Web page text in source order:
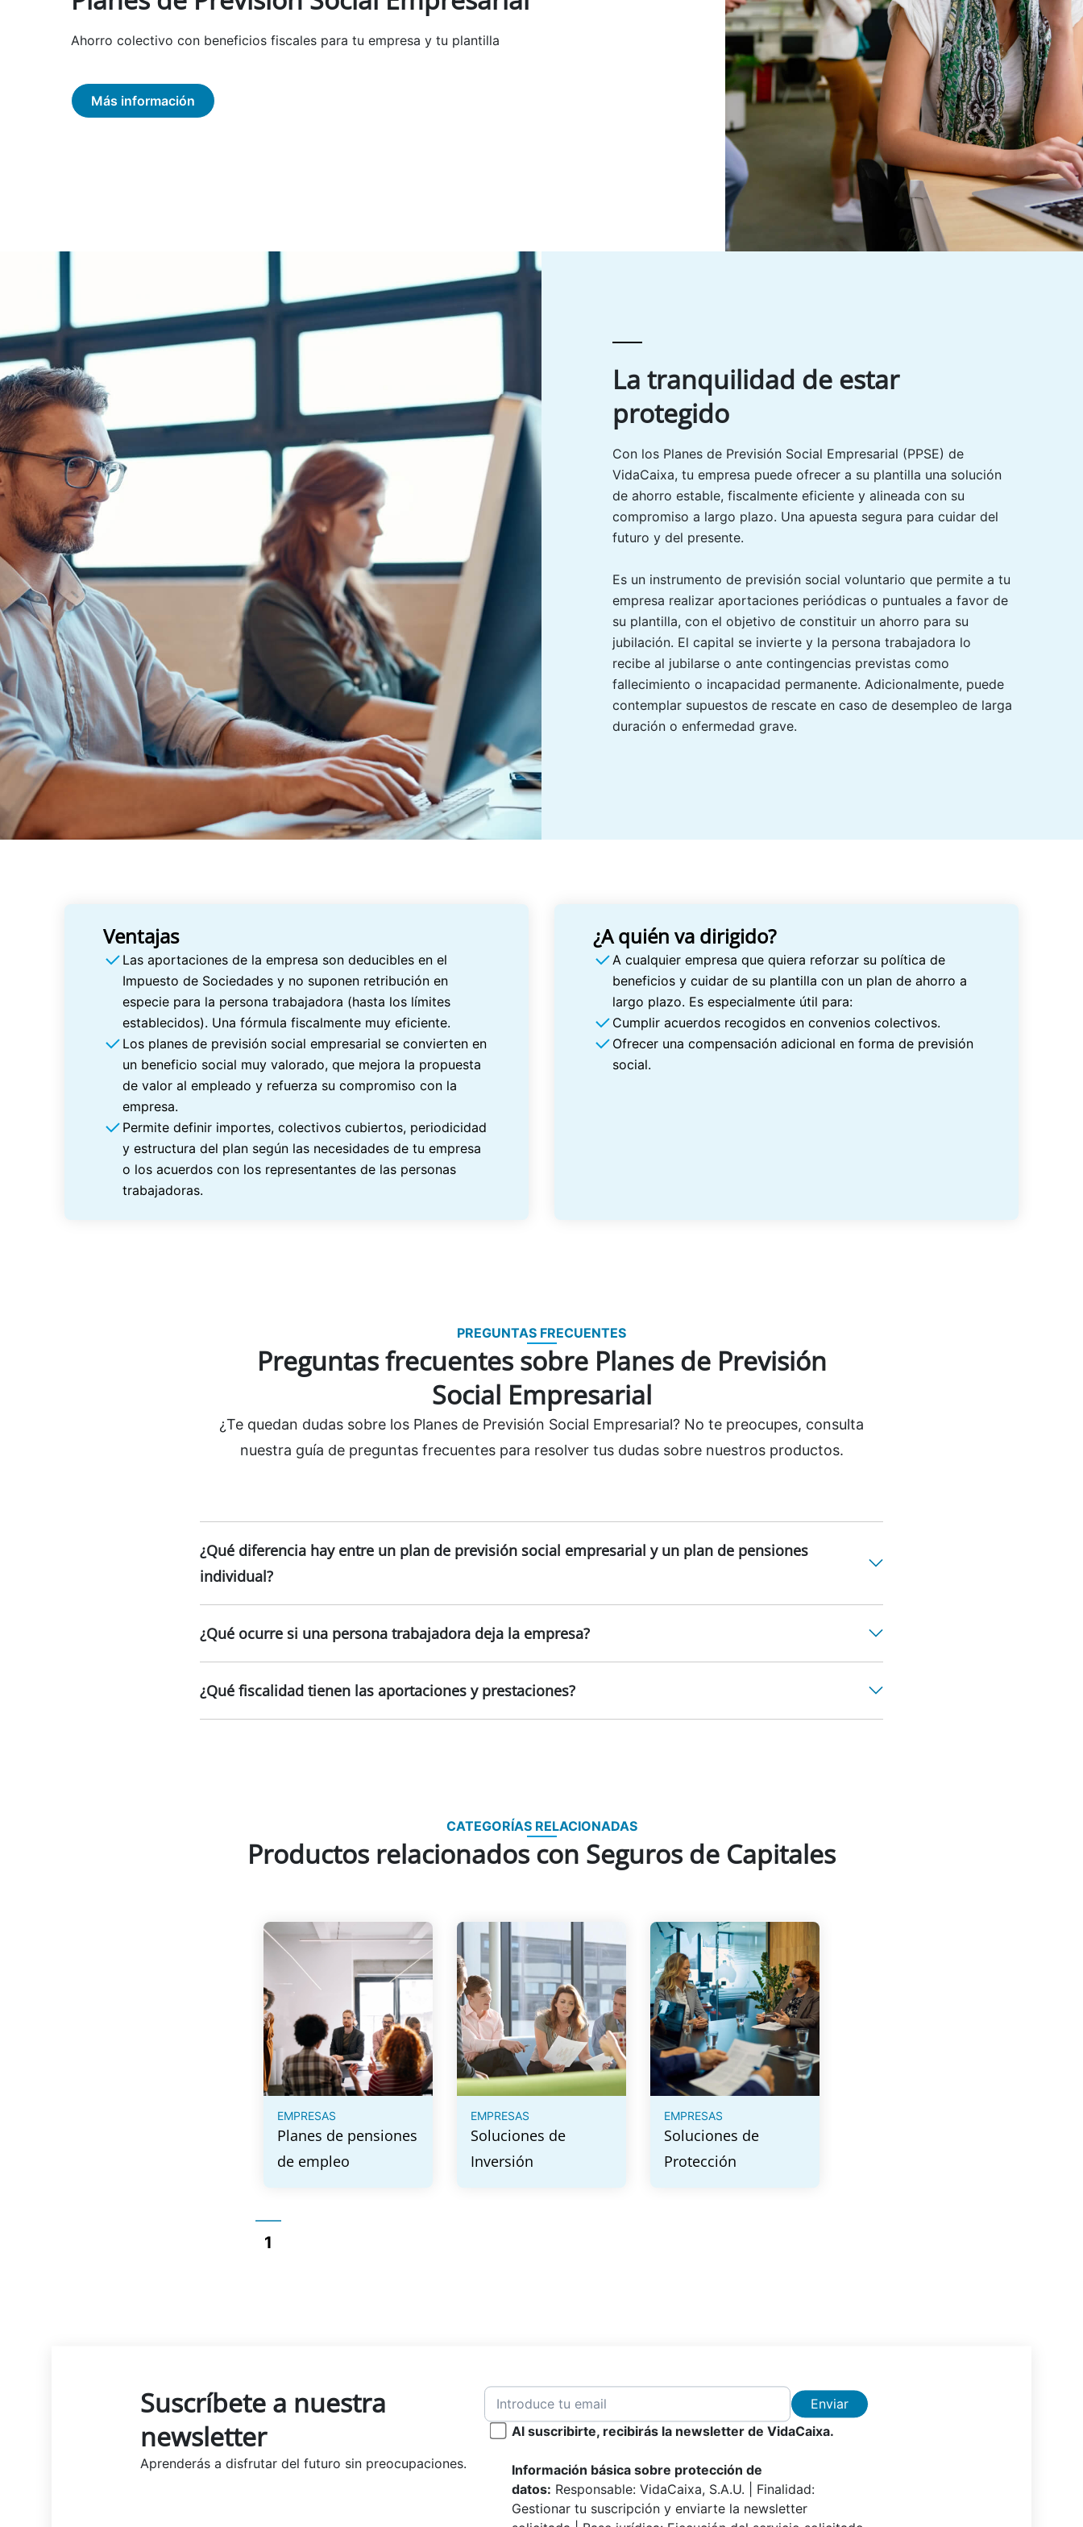
Ahorro colectivo con beneficios fiscales para tu empresa y tu plantilla
Más información
La tranquilidad de estar
protegido
Con los Planes de Previsión Social Empresarial (PPSE) de
VidaCaixa, tu empresa puede ofrecer a su plantilla una solución
de ahorro estable, fiscalmente eficiente y alineada con su
compromiso a largo plazo. Una apuesta segura para cuidar del
futuro y del presente.
Es un instrumento de previsión social voluntario que permite a tu
empresa realizar aportaciones periódicas o puntuales a favor de
su plantilla, con el objetivo de constituir un ahorro para su
jubilación. El capital se invierte y la persona trabajadora lo
recibe al jubilarse o ante contingencias previstas como
fallecimiento o incapacidad permanente. Adicionalmente, puede
contemplar supuestos de rescate en caso de desempleo de larga
duración o enfermedad grave.
Ventajas
Las aportaciones de la empresa son deducibles en el
Impuesto de Sociedades y no suponen retribución en
especie para la persona trabajadora (hasta los límites
establecidos). Una fórmula fiscalmente muy eficiente.
Los planes de previsión social empresarial se convierten en
un beneficio social muy valorado, que mejora la propuesta
de valor al empleado y refuerza su compromiso con la
empresa.
Permite definir importes, colectivos cubiertos, periodicidad
y estructura del plan según las necesidades de tu empresa
o los acuerdos con los representantes de las personas
trabajadoras.
¿A quién va dirigido?
A cualquier empresa que quiera reforzar su política de
beneficios y cuidar de su plantilla con un plan de ahorro a
largo plazo. Es especialmente útil para:
Cumplir acuerdos recogidos en convenios colectivos.
Ofrecer una compensación adicional en forma de previsión
social.
PREGUNTAS FRECUENTES
Preguntas frecuentes sobre Planes de Previsión
Social Empresarial
¿Te quedan dudas sobre los Planes de Previsión Social Empresarial? No te preocupes, consulta
nuestra guía de preguntas frecuentes para resolver tus dudas sobre nuestros productos.
¿Qué diferencia hay entre un plan de previsión social empresarial y un plan de pensiones
individual?
¿Qué ocurre si una persona trabajadora deja la empresa?
¿Qué fiscalidad tienen las aportaciones y prestaciones?
CATEGORÍAS RELACIONADAS
Productos relacionados con Seguros de Capitales
EMPRESAS
Planes de pensiones
de empleo
EMPRESAS
Soluciones de
Inversión
EMPRESAS
Soluciones de
Protección
1
Suscríbete a nuestra
newsletter
Aprenderás a disfrutar del futuro sin preocupaciones.
Enviar
Al suscribirte, recibirás la newsletter de VidaCaixa.
Información básica sobre protección de
datos: Responsable: VidaCaixa, S.A.U. | Finalidad:
Gestionar tu suscripción y enviarte la newsletter